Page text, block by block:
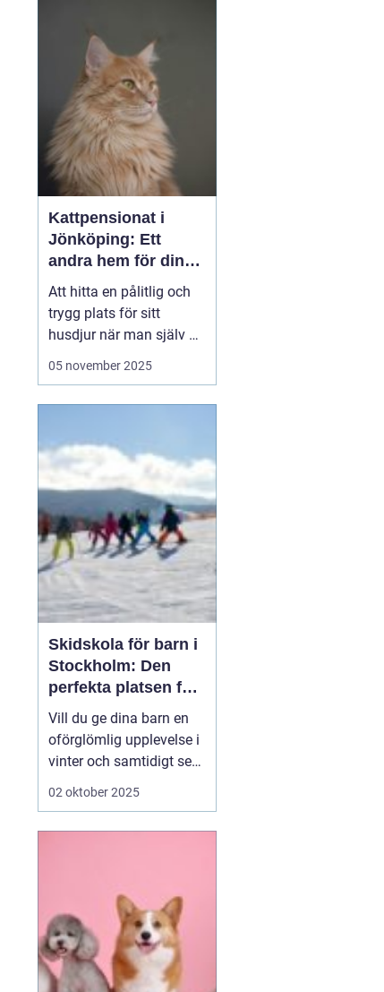
hunden blir...
Kattpensionat i
Jönköping: Ett
andra hem för din
katt
Att hitta en pålitlig och
trygg plats för sitt
husdjur när man själv är
på resande fot kan
lösningen vara att lämna
katten...
05 november 2025
Skidskola för barn i
Stockholm: Den
perfekta platsen för
små blivande
skidåkare
Vill du ge dina barn en
oförglömlig upplevelse i
vinter och samtidigt se
dem utvecklas på
erbjuder många
möjligheter f&o...
02 oktober 2025